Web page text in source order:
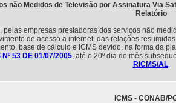
não Medidos de Televisão por Assinatura Via
Relatório
pelas empresas prestadoras dos serviços não
de acesso a internet, das relações
base de cálculo e ICMS devido, na forma da
Nº 53 DE 01/07/2005, até o 20º dia do mês
RICMS/AL.
ICMS - CONAB/